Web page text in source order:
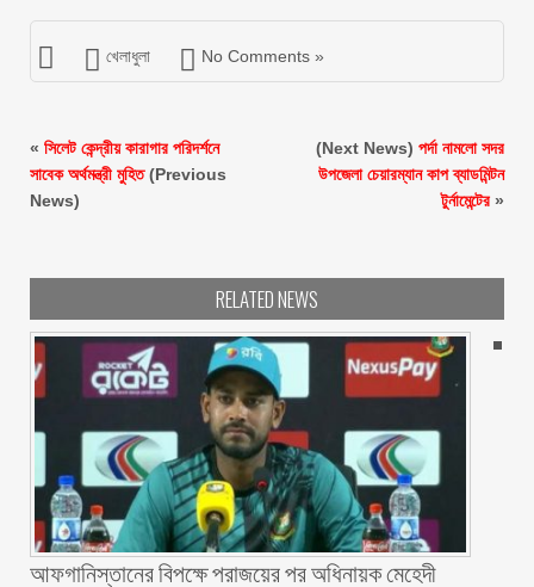
খেলাধুলা No Comments »
« সিলেট কেন্দ্রীয় কারাগার পরিদর্শনে
সাবেক অর্থমন্ত্রী মুহিত(Previous
News)
(Next News) পর্দা নামলো সদর
উপজেলা চেয়ারম্যান কাপ ব্যাডমিন্টন
টুর্নামেন্টের»
RELATED NEWS
আফগানিস্তানের বিপক্ষে পরাজয়ের পর অধিনায়ক মেহেদী